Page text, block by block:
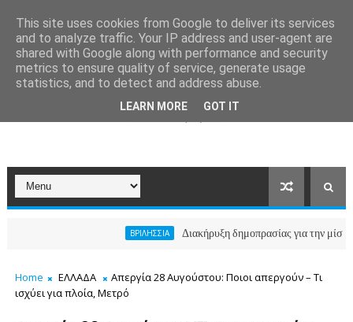
ΒΡΙΛΗΣΣΙΑ Διακήρυξη δημοπρασίας για την μίσθωση
Home ΕΛΛΑΔΑ
Απεργία 28 Αυγούστου: Ποιοι απεργούν – Τι
ισχύει για πλοία, Μετρό
This site uses cookies from Google to deliver its services
and to analyze traffic. Your IP address and user-agent are
shared with Google along with performance and security
metrics to ensure quality of service, generate usage
statistics, and to detect and address abuse.
LEARN MORE GOT IT